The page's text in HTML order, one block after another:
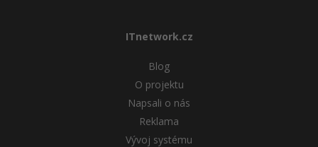
ITnetwork.cz
Blog
O projektu
Napsali o nás
Reklama
Vývoj systému